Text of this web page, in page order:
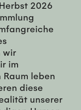
2026
wir
im
leben
diese
unserer